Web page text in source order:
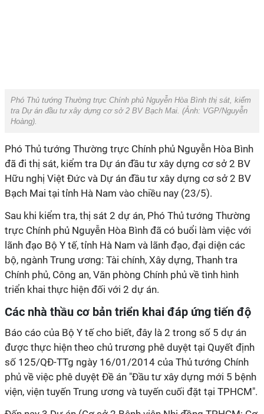
Phó Thủ tướng Thường trực Chính phủ Nguyễn Hòa Bình thị sát, kiểm
tra Dự án đầu tư xây dựng cơ sở 2 BV Bạch Mai. (Ảnh: VGP/Nguyễn
Hoàng).
Phó Thủ tướng Thường trực Chính phủ Nguyễn Hòa Bình
đã đi thị sát, kiểm tra Dự án đầu tư xây dựng cơ sở 2 BV
Hữu nghị Việt Đức và Dự án đầu tư xây dựng cơ sở 2 BV
Bạch Mai tại tỉnh Hà Nam vào chiều nay (23/5).
Sau khi kiểm tra, thị sát 2 dự án, Phó Thủ tướng Thường
trực Chính phủ Nguyễn Hòa Bình đã có buổi làm việc với
lãnh đạo Bộ Y tế, tỉnh Hà Nam và lãnh đạo, đại diện các
bộ, ngành Trung ương: Tài chính, Xây dựng, Thanh tra
Chính phủ, Công an, Văn phòng Chính phủ về tình hình
triển khai thực hiện đối với 2 dự án.
Các nhà thầu cơ bản triển khai đáp ứng tiến độ
Báo cáo của Bộ Y tế cho biết, đây là 2 trong số 5 dự án
được thực hiện theo chủ trương phê duyệt tại Quyết định
số 125/QĐ-TTg ngày 16/01/2014 của Thủ tướng Chính
phủ về việc phê duyệt Đề án "Đầu tư xây dựng mới 5 bệnh
viện, viện tuyến Trung ương và tuyến cuối đặt tại TPHCM".